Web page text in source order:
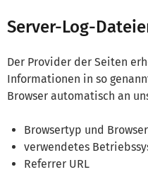
Server-Log-
Der Provider der Seiten
Informationen in so
Browser automatisch an
Browsertyp und
verwendetes
Referrer URL